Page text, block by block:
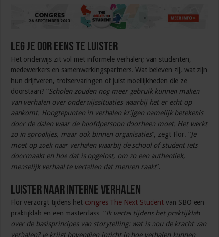
Leg je oor eens te luister
Het onderwijs zit vol met informele verhalen; van studenten,
medewerkers en samenwerkingspartners. Wat beleven zij, wat zijn
hun drijfveren, trotservaringen of juist moeilijkheden die ze
doorstaan? “Scholen zouden nog meer gebruik kunnen maken
van verhalen over onderwijssituaties waarbij het er echt op
aankomt. Hoogtepunten in verhalen krijgen namelijk betekenis
door de dalen waar de hoofdpersoon doorheen moet. Het werkt
zo in sprookjes, maar ook binnen organisaties”, zegt Flor. “Je
moet op zoek naar verhalen waarbij de school of student iets
doormaakt en hoe dat is opgelost, om zo een authentiek,
menselijk verhaal te vertellen dat mensen raakt”.
Luister naar interne verhalen
Flor verzorgt tijdens het congres The Next Student van SBO een
praktijklab en een masterclass. “Ik vertel tijdens het praktijklab
over de basisprincipes van storytelling: wat is nou de kracht van
verhalen? Je krijgt bovendien inzicht in hoe verhalen kunnen